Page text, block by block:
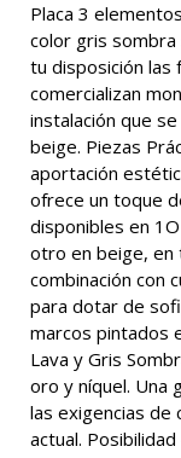
Placa 3
color gris sombra
tu disposición las
comercializan
instalación que
beige. Piezas
aportación
ofrece un toque
disponibles en
otro en beige, en
combinación con
para dotar de
marcos pintados
Lava y Gris
oro y níquel. Una
las exigencias de
actual.